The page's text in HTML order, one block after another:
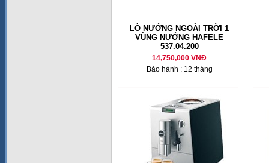
LÒ NƯỚNG NGOÀI TRỜI 1
VÙNG NƯỚNG HAFELE
537.04.200
14,750,000 VNĐ
Bảo hành : 12 tháng